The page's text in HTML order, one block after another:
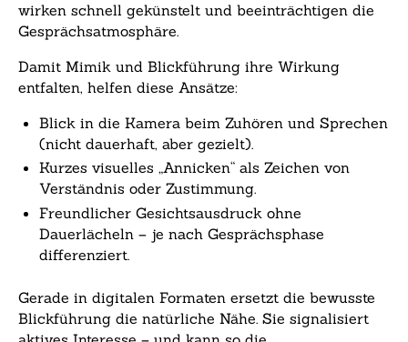
wirken schnell gekünstelt und beeinträchtigen die
Gesprächsatmosphäre.
Damit Mimik und Blickführung ihre Wirkung
entfalten, helfen diese Ansätze:
Blick in die Kamera beim Zuhören und Sprechen
(nicht dauerhaft, aber gezielt).
Kurzes visuelles „Annicken“ als Zeichen von
Verständnis oder Zustimmung.
Freundlicher Gesichtsausdruck ohne
Dauerlächeln – je nach Gesprächsphase
differenziert.
Gerade in digitalen Formaten ersetzt die bewusste
Blickführung die natürliche Nähe. Sie signalisiert